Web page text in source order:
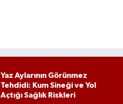
Yaz Aylarının Görünmez
Tehdidi: Kum Sineği ve Yol
Açtığı Sağlık Riskleri